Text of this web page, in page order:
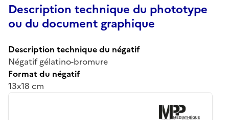
Description technique du phototype
ou du document graphique
Description technique du négatif
Négatif gélatino-bromure
Format du négatif
13x18 cm